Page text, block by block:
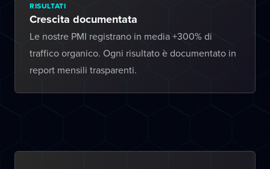
RISULTATI
Crescita documentata
Le nostre PMI registrano in media +300% di
traffico organico. Ogni risultato è documentato in
report mensili trasparenti.